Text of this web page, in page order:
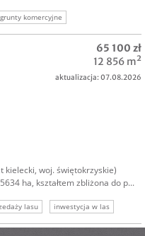
grunty komercyjne
zabudowa szeregowa
kielecki, woj. świętokrzyskie)
ha, kształtem zbliżona do p...
lasu
inwestycja w las
65 100 zł
12 856 m²
aktualizacja: 07.08.2026